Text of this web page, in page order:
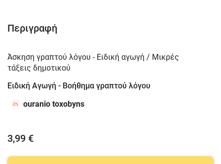
Περιγραφή
Άσκηση γραπτού λόγου - Ειδική αγωγή / Μικρές
τάξεις δημοτικού
Ειδική Αγωγή - Βοήθημα γραπτού λόγου
ouranio toxobyns
3,99 €